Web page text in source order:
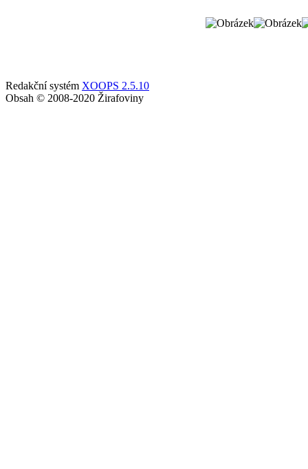
Redakční systém XOOPS 2.5.10
Obsah © 2008-2020 Žirafoviny